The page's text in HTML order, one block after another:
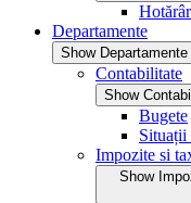
Departamente
Show
Contabilitate
Show
Bugete
Situații
Impozite si
Show